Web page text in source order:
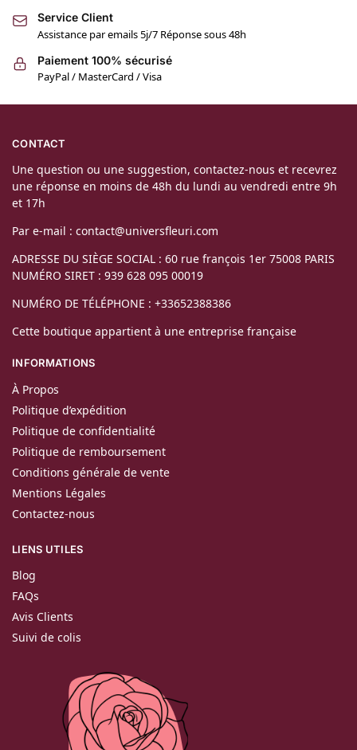
Service Client
Assistance par emails 5j/7 Réponse sous 48h
Paiement 100% sécurisé
PayPal / MasterCard / Visa
CONTACT
Une question ou une suggestion, contactez-nous et recevrez
une réponse en moins de 48h du lundi au vendredi entre 9h
et 17h
Par e-mail : contact@universfleuri.com
ADRESSE DU SIÈGE SOCIAL : 60 rue françois 1er 75008 PARIS
NUMÉRO SIRET : 939 628 095 00019
NUMÉRO DE TÉLÉPHONE : +33652388386
Cette boutique appartient à une entreprise française
INFORMATIONS
À Propos
Politique d’expédition
Politique de confidentialité
Politique de remboursement
Conditions générale de vente
Mentions Légales
Contactez-nous
LIENS UTILES
Blog
FAQs
Avis Clients
Suivi de colis